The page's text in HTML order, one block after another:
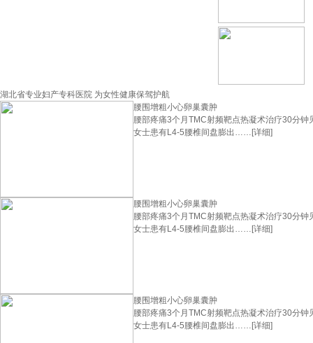
湖北省专业妇产专科医院 为女性健康保驾护航
腰围增粗小心卵巢囊肿
腰部疼痛3个月TMC射频靶点热凝术治疗30分钟
女士患有L4-5腰椎间盘膨出…… [详细]
腰围增粗小心卵巢囊肿
腰部疼痛3个月TMC射频靶点热凝术治疗30分钟
女士患有L4-5腰椎间盘膨出…… [详细]
腰围增粗小心卵巢囊肿
腰部疼痛3个月TMC射频靶点热凝术治疗30分钟
女士患有L4-5腰椎间盘膨出…… [详细]